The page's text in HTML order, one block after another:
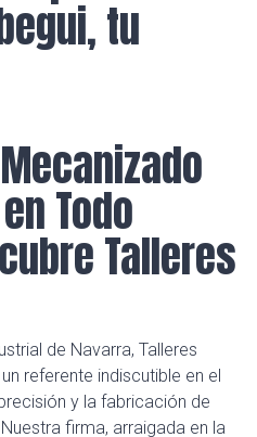
tu
Todo
Talleres
de Navarra, Talleres
referente indiscutible en el
y la fabricación de
firma, arraigada en la